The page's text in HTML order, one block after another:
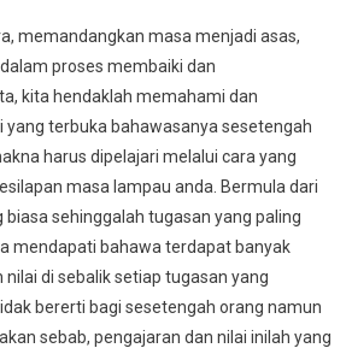
memandangkan masa menjadi asas,
proses membaiki dan
kita hendaklah memahami dan
terbuka bahawasanya sesetengah
harus dipelajari melalui cara yang
masa lampau anda. Bermula dari
sehinggalah tugasan yang paling
mendapati bahawa terdapat banyak
nilai di sebalik setiap tugasan yang
bererti bagi sesetengah orang namun
sebab, pengajaran dan nilai inilah yang